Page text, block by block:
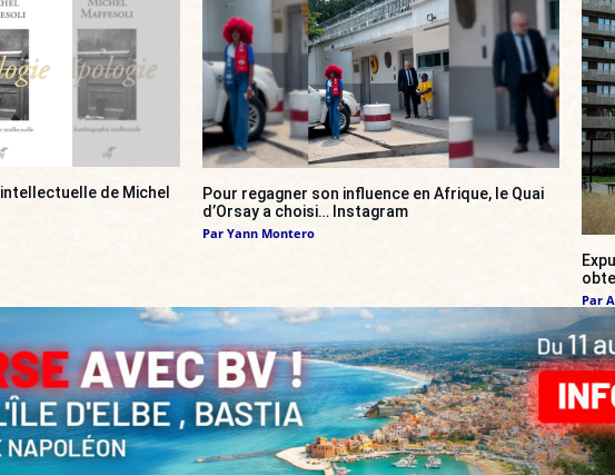
intellectuelle de Michel
Pour regagner son influence en Afrique, le Quai
d’Orsay a choisi… Instagram
Par Yann Montero
Par